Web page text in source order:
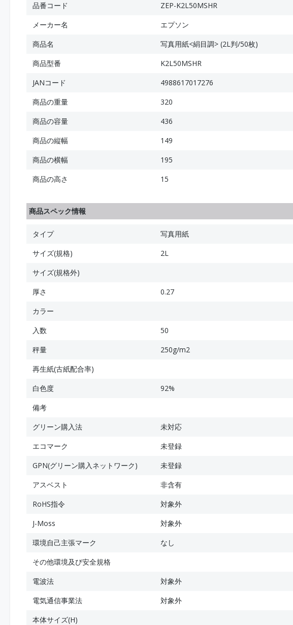
品番コード
ZEP-K2L50MSHR
メーカー名
エプソン
商品名
写真用紙<絹目調> (2L判/50枚)
商品型番
K2L50MSHR
JANコード
4988617017276
商品の重量
320
商品の容量
436
商品の縦幅
149
商品の横幅
195
商品の高さ
15
商品スペック情報
タイプ
写真用紙
サイズ(規格)
2L
サイズ(規格外)
厚さ
0.27
カラー
入数
50
秤量
250g/m2
再生紙(古紙配合率)
白色度
92%
備考
グリーン購入法
未対応
エコマーク
未登録
GPN(グリーン購入ネットワーク)
未登録
アスベスト
非含有
RoHS指令
対象外
J-Moss
対象外
環境自己主張マーク
なし
その他環境及び安全規格
電波法
対象外
電気通信事業法
対象外
本体サイズ(H)